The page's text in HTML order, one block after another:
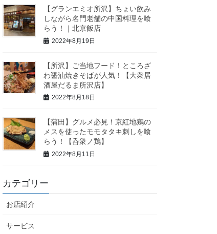
【グランエミオ所沢】ちょい飲み
しながら名門老舗の中国料理を喰
らう！｜北京飯店
2022年8月19日
【所沢】ご当地フード！ところざ
わ醤油焼きそばが人気！【大衆居
酒屋だるま所沢店】
2022年8月18日
【蒲田】グルメ必見！京紅地鶏の
メスを使ったモモタタキ刺しを喰
らう！【呑衆ノ鶏】
2022年8月11日
カテゴリー
お店紹介
サービス